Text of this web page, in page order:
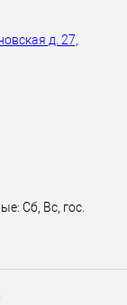
д. 27,
Сб, Вс, гос.